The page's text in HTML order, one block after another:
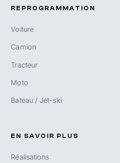
REPROGRAMMATION
Voiture
Camion
Tracteur
Moto
Bateau / Jet-ski
EN SAVOIR PLUS
Réalisations